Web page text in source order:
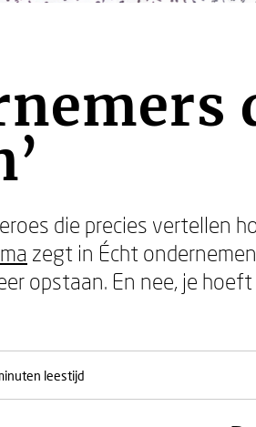
die precies vertellen
zegt in Écht
opstaan. En nee, je
leestijd